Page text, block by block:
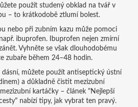
použít studený obklad na tvář v
– to krátkodobě ztlumí bolest.
nebo při zubním kazu může pomoci
ibuprofen. Ibuprofen nejen zmírní
Vyhněte se však dlouhodobému
zubaře během 24–48 hodin.
dásní, můžete použít antiseptický ústní
a důkladně čistit mezizubní
kartáčky – článek "Nejlepší
nabízí tipy, jak vybrat ten pravý.